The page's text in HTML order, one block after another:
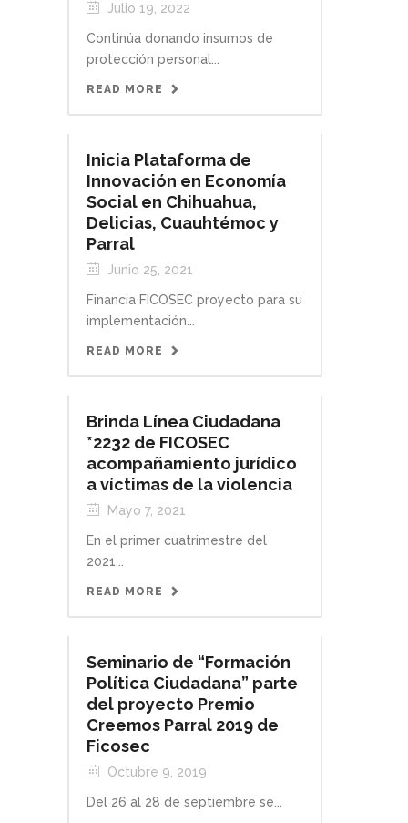
Julio 19, 2022
Continúa donando insumos de
protección personal...
READ MORE
Inicia Plataforma de
Innovación en Economía
Social en Chihuahua,
Delicias, Cuauhtémoc y
Parral
Junio 25, 2021
Financia FICOSEC proyecto para su
implementación...
READ MORE
Brinda Línea Ciudadana
*2232 de FICOSEC
acompañamiento jurídico
a víctimas de la violencia
Mayo 7, 2021
En el primer cuatrimestre del
2021...
READ MORE
Seminario de “Formación
Política Ciudadana” parte
del proyecto Premio
Creemos Parral 2019 de
Ficosec
Octubre 9, 2019
Del 26 al 28 de septiembre se...